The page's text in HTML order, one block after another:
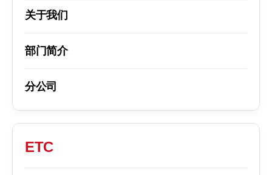
关于我们
部门简介
分公司
ETC